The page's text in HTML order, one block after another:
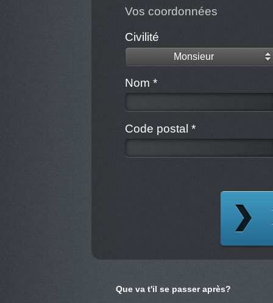
Vos coordonnées
Civilité
Monsieur
Nom *
Code postal *
Que va t'il se passer après?